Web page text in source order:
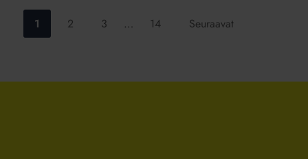
Siirry
sivulle:
1
Siirry
2
Siirry
3 …
Siirry
14 Seuraavat